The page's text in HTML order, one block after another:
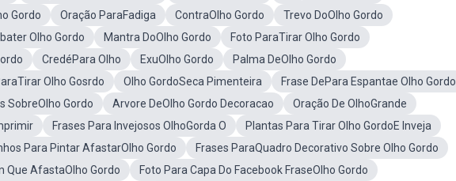
Gordo Oração ParaFadiga ContraOlho Gordo
Trevo DoOlho Gordo
Olho Gordo Mantra DoOlho Gordo
Foto ParaTirar Olho Gordo
CredéPara Olho ExuOlho Gordo
Palma DeOlho Gordo
Olho Gosrdo Olho GordoSeca Pimenteira
Frase DePara Espantae Olho Gordo
SobreOlho Gordo Arvore DeOlho Gordo Decoracao
Oração De OlhoGrande
Frases Para Invejosos OlhoGorda O
Plantas Para Tirar Olho GordoE Inveja
Para Pintar AfastarOlho Gordo
Frases ParaQuadro Decorativo Sobre Olho Gordo
Que AfastaOlho Gordo
Foto Para Capa Do Facebook FraseOlho Gordo